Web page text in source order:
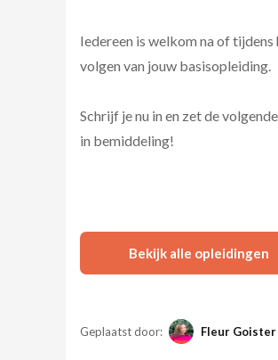
Iedereen is welkom na of tijdens
volgen van jouw basisopleiding.
Schrijf je nu in en zet de
in bemiddeling!
Bekijk alle opleidingen
Geplaatst door: Fleur Goister